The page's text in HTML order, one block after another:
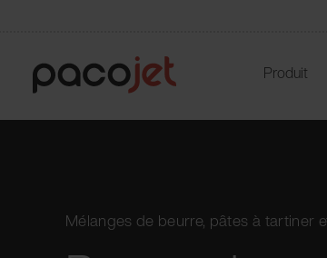
Produit
Mélanges de beurre, pâtes à tartiner